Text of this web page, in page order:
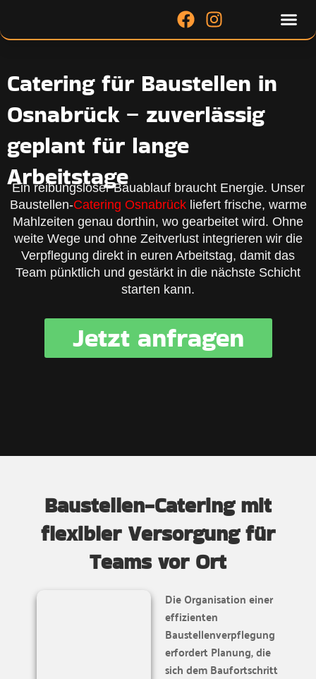
springen
F
a
b
o
o
k
I
n
t
a
g
r
Catering für Baustellen in
Osnabrück – zuverlässig
geplant für lange
Arbeitstage
Ein reibungsloser Bauablauf braucht Energie. Unser
Baustellen-Catering Osnabrückliefert frische, warme
Mahlzeiten genau dorthin, wo gearbeitet wird. Ohne
weite Wege und ohne Zeitverlust integrieren wir die
Verpflegung direkt in euren Arbeitstag, damit das
Team pünktlich und gestärkt in die nächste Schicht
starten kann.
Jetzt anfragen
Baustellen-Catering mit
flexibler Versorgung für
Teams vor Ort
Die Organisation einer
effizienten
Baustellenverpflegung
erfordert Planung, die
sich dem Baufortschritt